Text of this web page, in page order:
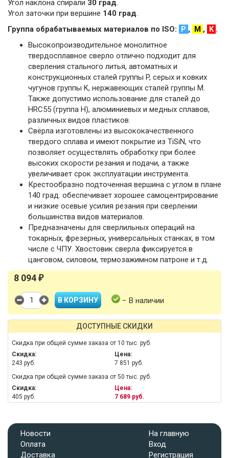
Угол наклона спирали 30 град.
Угол заточки при вершине 140 град.
Группа обрабатываемых материалов по ISO: P , M , K .
Высокопроизводительное монолитное
твердосплавное сверло отлично подходит для
сверления стального литья, автоматных и
конструкционных сталей группы P, серых и ковких
чугунов группы K, нержавеющих сталей группы M.
Также допустимо использование для сталей до
HRC55 (группа H), алюминиевых и медных сплавов,
различных видов пластиков.
Свёрла изготовлены из высококачественного
твердого сплава и имеют покрытие из TiSiN, что
позволяет осуществлять обработку при более
высоких скорости резания и подачи, а также
увеличивает срок эксплуатации инструмента.
Крестообразно подточенная вершина с углом в плане
140 град. обеспечивает хорошее самоцентрирование
и низкие осевые усилия резания при сверлении
большинства видов материалов.
Предназначены для сверлильных операций на
токарных, фрезерных, универсальных станках, в том
числе с ЧПУ. Хвостовик сверла фиксируется в
цанговом, силовом, термозажимном патроне и т.д.
8 094 ₽
− В наличии
ДОСТУПНЫЕ СКИДКИ
Скидка при общей сумме заказа от 10 тыс. руб.
Скидка:
243 руб.
Цена:
7 851 руб.
Скидка при общей сумме заказа от 50 тыс. руб.
Скидка:
405 руб.
Цена:
7 689 руб.
Новости
Оплата
Доставка
На главную
Вход
Регистрация